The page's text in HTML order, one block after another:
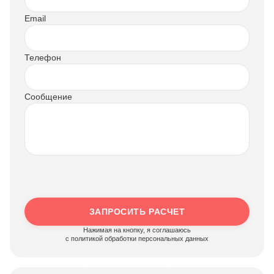
Email
Телефон
Сообщение
ЗАПРОСИТЬ РАСЧЕТ
Нажимая на кнопку, я соглашаюсь
c политикой обработки персональных данных